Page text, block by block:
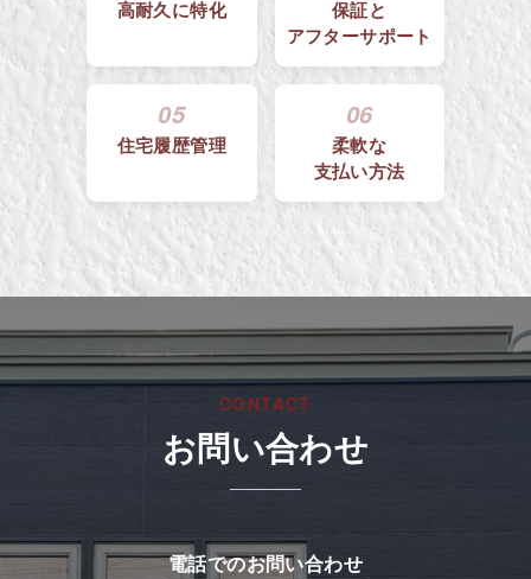
高耐久に特化
保証と
アフターサポート
05
住宅履歴管理
06
柔軟な
支払い方法
CONTACT
お問い合わせ
電話でのお問い合わせ